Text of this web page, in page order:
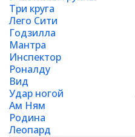
Три круга
Лего Сити
Годзилла
Мантра
Инспектор
Роналду
Вид
Удар ногой
Ам Ням
Родина
Леопард